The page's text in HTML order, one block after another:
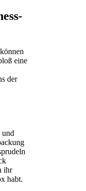
eine
der
und
ihr
habt.